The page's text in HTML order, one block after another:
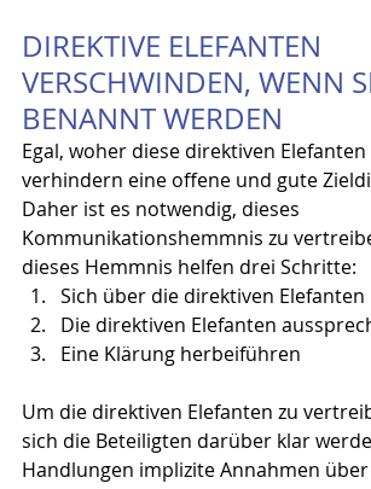
DIREKTIVE ELEFANTEN
VERSCHWINDEN, WENN
BENANNT WERDEN
Egal, woher diese direktiven
verhindern eine offene und gute
Daher ist es notwendig, dieses
Kommunikationshemmnis zu
dieses Hemmnis helfen drei Schritte:
Sich über die direktiven
Die direktiven Elefanten
Eine Klärung herbeiführen
Um die direktiven Elefanten zu
sich die Beteiligten darüber klar
Handlungen implizite Annahmen